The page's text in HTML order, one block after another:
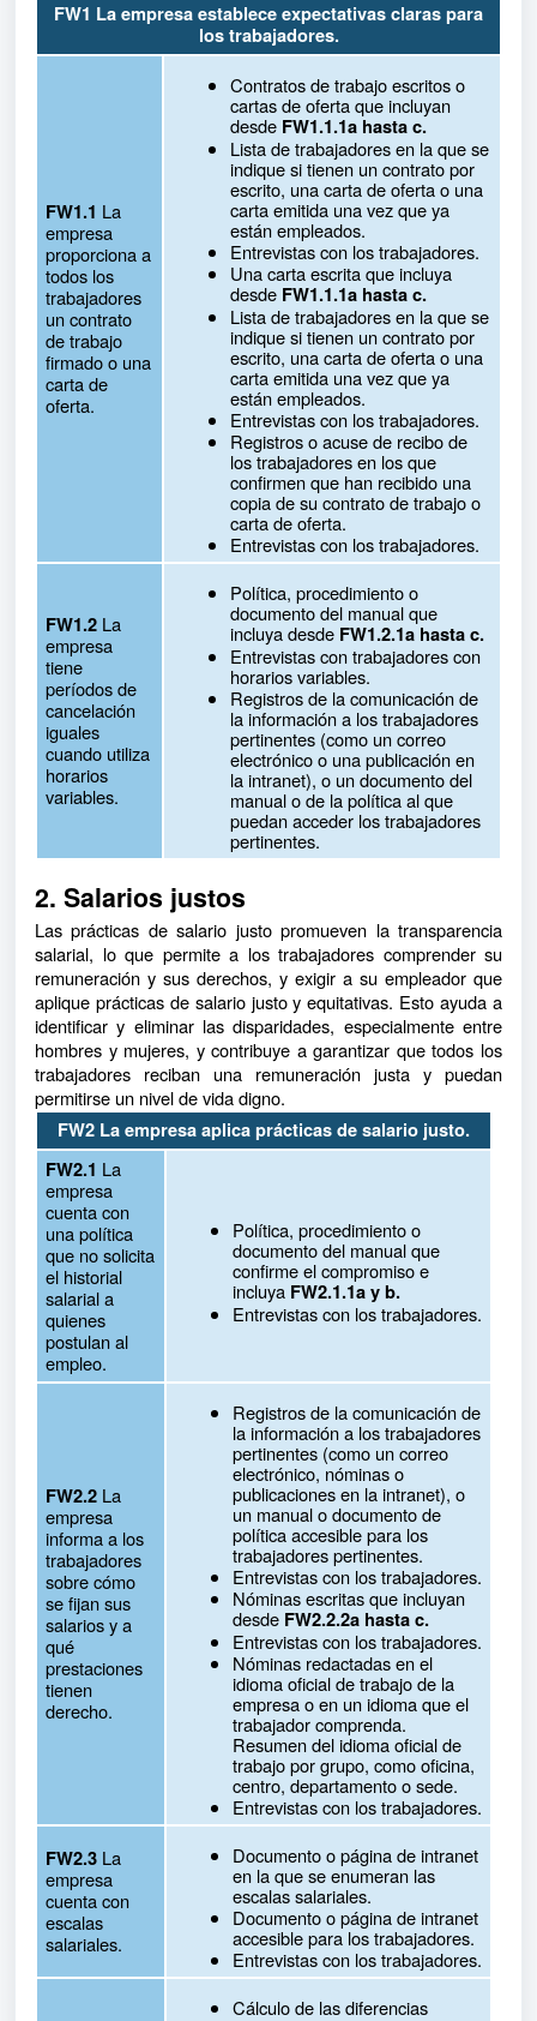
FW1 La empresa establece expectativas claras para
los trabajadores.
FW1.1 La
empresa
proporciona a
todos los
trabajadores
un contrato
de trabajo
firmado o una
carta de
oferta.
Contratos de trabajo escritos o
cartas de oferta que incluyan
desde FW1.1.1a hasta c.
Lista de trabajadores en la que se
indique si tienen un contrato por
escrito, una carta de oferta o una
carta emitida una vez que ya
están empleados.
Entrevistas con los trabajadores.
Una carta escrita que incluya
desde FW1.1.1a hasta c.
Lista de trabajadores en la que se
indique si tienen un contrato por
escrito, una carta de oferta o una
carta emitida una vez que ya
están empleados.
Entrevistas con los trabajadores.
Registros o acuse de recibo de
los trabajadores en los que
confirmen que han recibido una
copia de su contrato de trabajo o
carta de oferta.
Entrevistas con los trabajadores.
FW1.2 La
empresa
tiene
períodos de
cancelación
iguales
cuando utiliza
horarios
variables.
Política, procedimiento o
documento del manual que
incluya desde FW1.2.1a hasta c.
Entrevistas con trabajadores con
horarios variables.
Registros de la comunicación de
la información a los trabajadores
pertinentes (como un correo
electrónico o una publicación en
la intranet), o un documento del
manual o de la política al que
puedan acceder los trabajadores
pertinentes.
2. Salarios justos
Las prácticas de salario justo promueven la transparencia
salarial, lo que permite a los trabajadores comprender su
remuneración y sus derechos, y exigir a su empleador que
aplique prácticas de salario justo y equitativas. Esto ayuda a
identificar y eliminar las disparidades, especialmente entre
hombres y mujeres, y contribuye a garantizar que todos los
trabajadores reciban una remuneración justa y puedan
permitirse un nivel de vida digno.
FW2 La empresa aplica prácticas de salario justo.
FW2.1 La
empresa
cuenta con
una política
que no solicita
el historial
salarial a
quienes
postulan al
empleo.
Política, procedimiento o
documento del manual que
confirme el compromiso e
incluya FW2.1.1a y b.
Entrevistas con los trabajadores.
FW2.2 La
empresa
informa a los
trabajadores
sobre cómo
se fijan sus
salarios y a
qué
prestaciones
tienen
derecho.
Registros de la comunicación de
la información a los trabajadores
pertinentes (como un correo
electrónico, nóminas o
publicaciones en la intranet), o
un manual o documento de
política accesible para los
trabajadores pertinentes.
Entrevistas con los trabajadores.
Nóminas escritas que incluyan
desde FW2.2.2a hasta c.
Entrevistas con los trabajadores.
Nóminas redactadas en el
idioma oficial de trabajo de la
empresa o en un idioma que el
trabajador comprenda.
Resumen del idioma oficial de
trabajo por grupo, como oficina,
centro, departamento o sede.
Entrevistas con los trabajadores.
FW2.3 La
empresa
cuenta con
escalas
salariales.
Documento o página de intranet
en la que se enumeran las
escalas salariales.
Documento o página de intranet
accesible para los trabajadores.
Entrevistas con los trabajadores.
Cálculo de las diferencias